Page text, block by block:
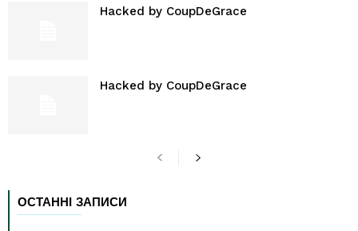
Hacked by CoupDeGrace
Hacked by CoupDeGrace
ОСТАННІ ЗАПИСИ